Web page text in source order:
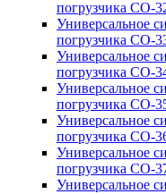
погрузчика CO-
Универсальное
погрузчика CO-
Универсальное
погрузчика CO-
Универсальное
погрузчика CO-
Универсальное
погрузчика CO-
Универсальное
погрузчика CO-
Универсальное